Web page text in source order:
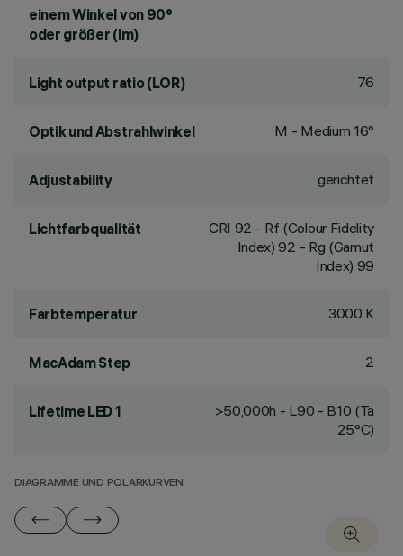
einem Winkel von 90°
oder größer (lm)
Light output ratio (LOR) 76
Optik und Abstrahlwinkel M - Medium 16°
Adjustability gerichtet
Lichtfarbqualität CRI 92 - Rf (Colour Fidelity
Index) 92 - Rg (Gamut
Index) 99
Farbtemperatur 3000 K
MacAdam Step 2
Lifetime LED 1
>50,000h - L90 - B10 (Ta
25°C)
DIAGRAMME UND POLARKURVEN